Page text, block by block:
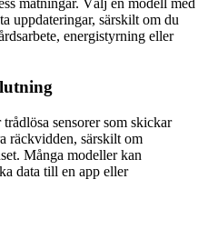
uppdateringar, särskilt om du
energistyrning eller
sensorer som skickar
räckvidden, särskilt om
Många modeller kan
data till en app eller